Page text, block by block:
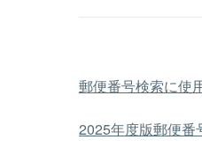
郵便番号検索に使
2025年度版郵便番